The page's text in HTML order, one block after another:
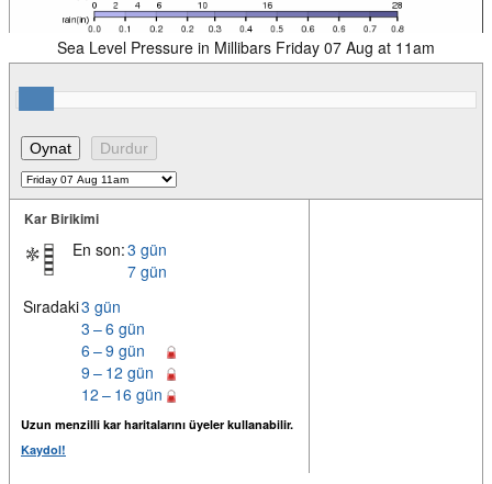
Sea Level Pressure in Millibars Friday 07 Aug at 11am
Kar Birikimi
En son:3 gün
7 gün
Sıradaki3 gün
3 – 6 gün
6 – 9 gün
9 – 12 gün
12 – 16 gün
Uzun menzilli kar haritalarını üyeler kullanabilir.
Kaydol!